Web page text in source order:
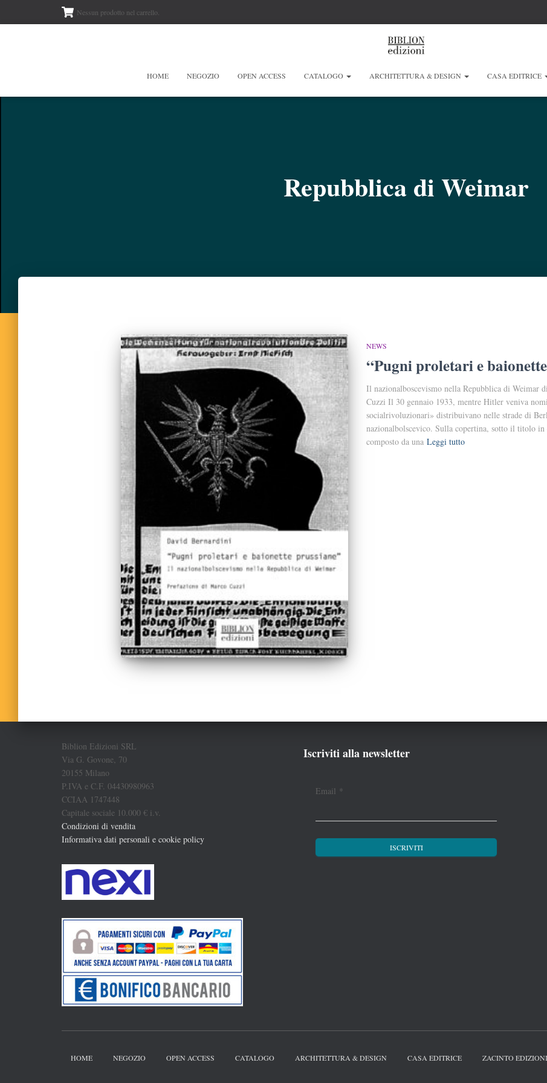
Nessun prodotto nel carrello.
HOME NEGOZIO OPEN ACCESS CATALOGO ARCHITETTURA & DESIGN CASA EDITRICE
Repubblica di Weimar
NEWS
“Pugni proletari e
Il nazionalboscevismo nella Repubblica di Weimar
Cuzzi Il 30 gennaio 1933, mentre Hitler veniva
socialrivoluzionari» distribuivano nelle strade di
nazionalbolscevico. Sulla copertina, sotto il titolo
composto da una Leggi tutto
Biblion Edizioni SRL
Via G. Govone, 70
20155 Milano
P.IVA e C.F. 04430980963
CCIAA 1747448
Capitale sociale 10.000 € i.v.
Condizioni di vendita
Informativa dati personali e cookie policy
Iscriviti alla newsletter
Email *
HOME NEGOZIO OPEN ACCESS CATALOGO ARCHITETTURA & DESIGN CASA EDITRICE ZACINTO EDIZIONI